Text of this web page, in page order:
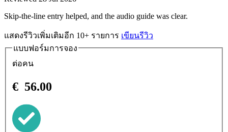
Skip-the-line entry helped, and the audio guide was clear.
แสดงรีวิวเพิ่มเติมอีก 10+ รายการ เขียนรีวิว
แบบฟอร์มการจอง
ต่อคน
€ 56.00